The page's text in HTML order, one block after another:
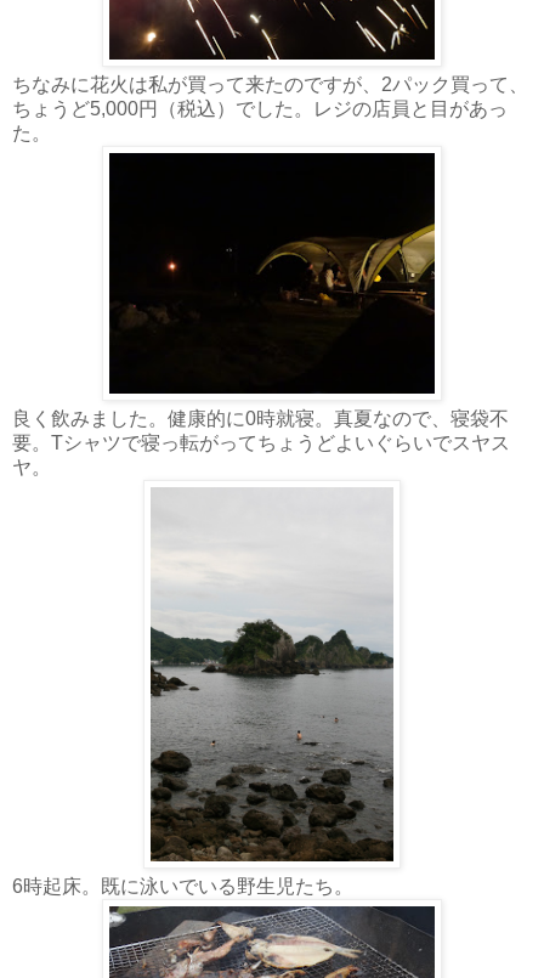
ちなみに花火は私が買って来たのですが、2パック買って、
ちょうど5,000円（税込）でした。レジの店員と目があっ
た。
良く飲みました。健康的に0時就寝。真夏なので、寝袋不
要。Tシャツで寝っ転がってちょうどよいぐらいでスヤス
ヤ。
6時起床。既に泳いでいる野生児たち。